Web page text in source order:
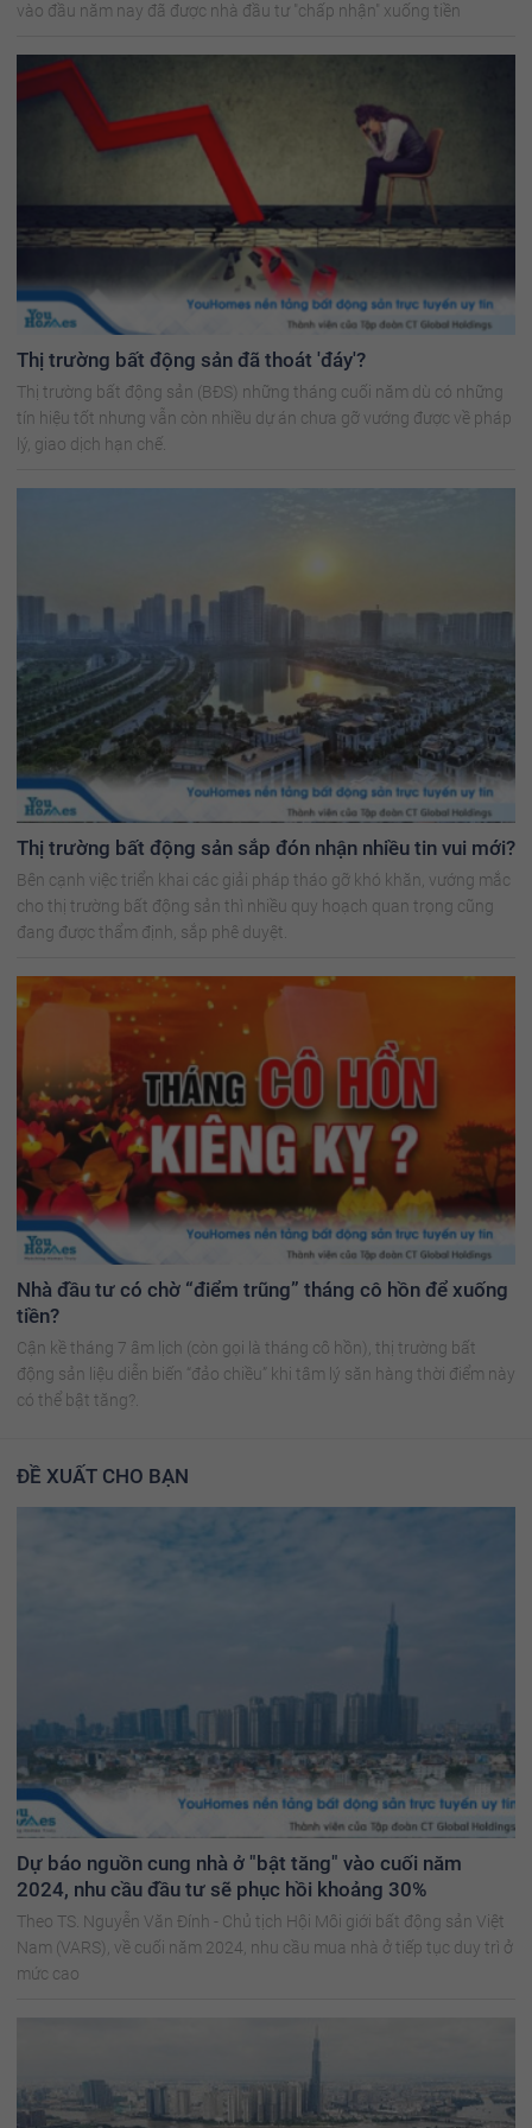
vào đầu năm nay đã được nhà đầu tư "chấp nhận" xuống tiền
Thị trường bất động sản đã thoát 'đáy'?
Thị trường bất động sản (BĐS) những tháng cuối năm dù có những
tín hiệu tốt nhưng vẫn còn nhiều dự án chưa gỡ vướng được về pháp
lý, giao dịch hạn chế.
Thị trường bất động sản sắp đón nhận nhiều tin vui mới?
Bên cạnh việc triển khai các giải pháp tháo gỡ khó khăn, vướng mắc
cho thị trường bất động sản thì nhiều quy hoạch quan trọng cũng
đang được thẩm định, sắp phê duyệt.
Nhà đầu tư có chờ “điểm trũng” tháng cô hồn để xuống
tiền?
Cận kề tháng 7 âm lịch (còn gọi là tháng cô hồn), thị trường bất
động sản liệu diễn biến “đảo chiều” khi tâm lý săn hàng thời điểm này
có thể bật tăng?.
ĐỀ XUẤT CHO BẠN
Dự báo nguồn cung nhà ở "bật tăng" vào cuối năm
2024, nhu cầu đầu tư sẽ phục hồi khoảng 30%
Theo TS. Nguyễn Văn Đính - Chủ tịch Hội Môi giới bất động sản Việt
Nam (VARS), về cuối năm 2024, nhu cầu mua nhà ở tiếp tục duy trì ở
mức cao